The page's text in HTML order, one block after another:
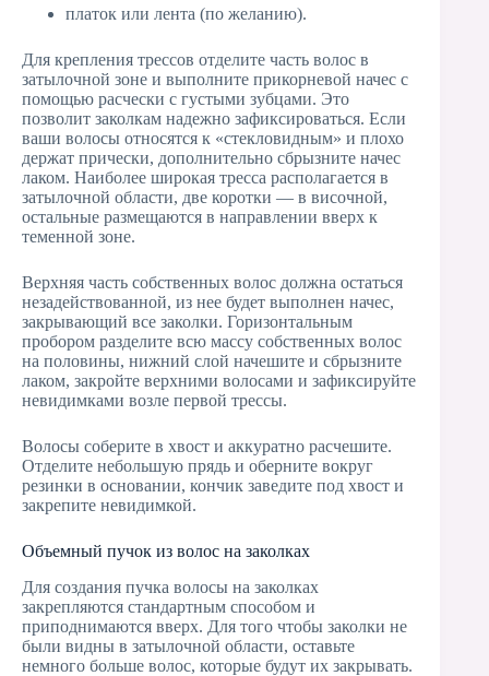
платок или лента (по желанию).
Для крепления трессов отделите часть волос в
затылочной зоне и выполните прикорневой начес с
помощью расчески с густыми зубцами. Это
позволит заколкам надежно зафиксироваться. Если
ваши волосы относятся к «стекловидным» и плохо
держат прически, дополнительно сбрызните начес
лаком. Наиболее широкая тресса располагается в
затылочной области, две коротки — в височной,
остальные размещаются в направлении вверх к
теменной зоне.
Верхняя часть собственных волос должна остаться
незадействованной, из нее будет выполнен начес,
закрывающий все заколки. Горизонтальным
пробором разделите всю массу собственных волос
на половины, нижний слой начешите и сбрызните
лаком, закройте верхними волосами и зафиксируйте
невидимками возле первой трессы.
Волосы соберите в хвост и аккуратно расчешите.
Отделите небольшую прядь и оберните вокруг
резинки в основании, кончик заведите под хвост и
закрепите невидимкой.
Объемный пучок из волос на заколках
Для создания пучка волосы на заколках
закрепляются стандартным способом и
приподнимаются вверх. Для того чтобы заколки не
были видны в затылочной области, оставьте
немного больше волос, которые будут их закрывать.